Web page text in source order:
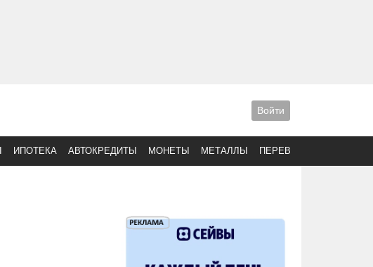
Войти
ИПОТЕКА АВТОКРЕДИТЫ МОНЕТЫ МЕТАЛЛЫ ПЕРЕВОДЫ